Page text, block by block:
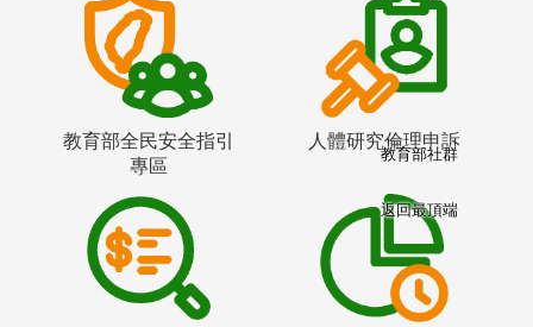
教育部全民安全指引
專區
人體研究倫理申訴
教育部社群
返回最頂端